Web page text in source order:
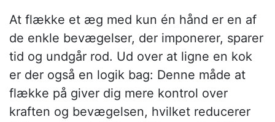
At flække et æg med kun én hånd er en af
de enkle bevægelser, der imponerer, sparer
tid og undgår rod. Ud over at ligne en kok
er der også en logik bag: Denne måde at
flække på giver dig mere kontrol over
kraften og bevægelsen, hvilket reducerer